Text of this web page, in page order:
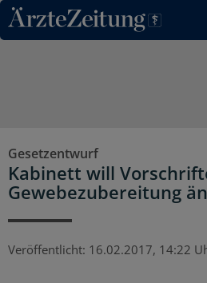
Direkt zum Inhaltsbereich
Gesetzentwurf
Kabinett will
Gewebezubereitung
Veröffentlicht: 16.02.2017, 14:22